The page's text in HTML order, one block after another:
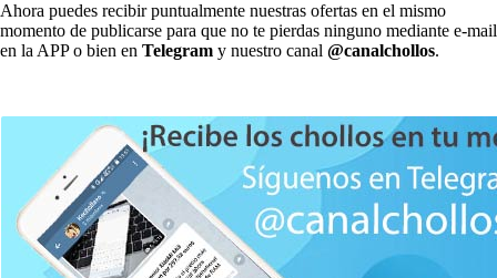
Ahora puedes recibir puntualmente nuestras ofertas en el mismo
momento de publicarse para que no te pierdas ninguno mediante e-mail
en la APP o bien en Telegram y nuestro canal @canalchollos.